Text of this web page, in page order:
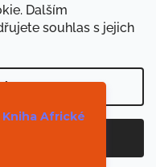
Dalším
souhlas s jejich
zdarma
Kniha Africké